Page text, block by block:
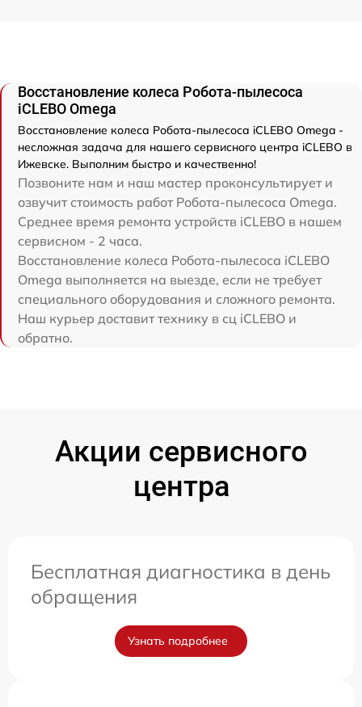
Восстановление колеса Робота-пылесоса
iCLEBO Omega
Восстановление колеса Робота-пылесоса iCLEBO Omega -
несложная задача для нашего сервисного центра iCLEBO в
Ижевске. Выполним быстро и качественно!
Позвоните нам и наш мастер проконсультирует и
озвучит стоимость работ Робота-пылесоса Omega.
Среднее время ремонта устройств iCLEBO в нашем
сервисном - 2 часа.
Восстановление колеса Робота-пылесоса iCLEBO
Omega выполняется на выезде, если не требует
специального оборудования и сложного ремонта.
Наш курьер доставит технику в сц iCLEBO и
обратно.
Акции сервисного
центра
Бесплатная диагностика в день
обращения
Узнать подробнее